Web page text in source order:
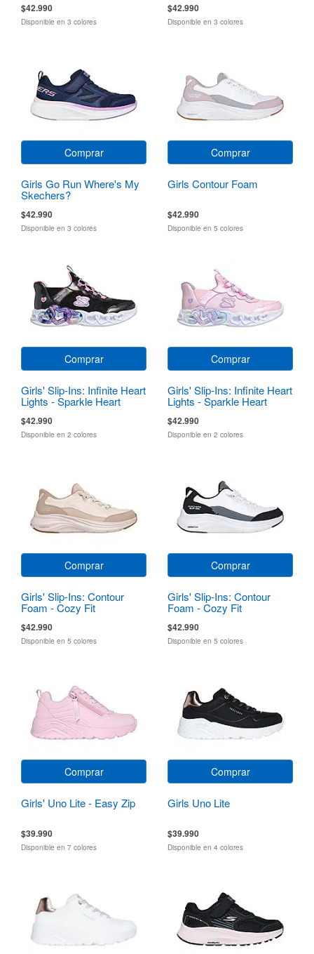
$42.990
Disponible en 3 colores
$42.990
Disponible en 3 colores
Comprar
Girls Go Run Where's My
Skechers?
$42.990
Disponible en 3 colores
Comprar
Girls Contour Foam
$42.990
Disponible en 5 colores
Comprar
Girls' Slip-Ins: Infinite Heart
Lights - Sparkle Heart
$42.990
Disponible en 2 colores
Comprar
Girls' Slip-Ins: Infinite Heart
Lights - Sparkle Heart
$42.990
Disponible en 2 colores
Comprar
Girls' Slip-Ins: Contour
Foam - Cozy Fit
$42.990
Disponible en 5 colores
Comprar
Girls' Slip-Ins: Contour
Foam - Cozy Fit
$42.990
Disponible en 5 colores
Comprar
Girls' Uno Lite - Easy Zip
$39.990
Disponible en 7 colores
Comprar
Girls Uno Lite
$39.990
Disponible en 4 colores